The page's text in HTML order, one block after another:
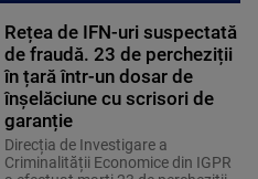
Rețea de IFN-uri suspectată
de fraudă. 23 de percheziții
în țară într-un dosar de
înșelăciune cu scrisori de
garanție
Direcția de Investigare a
Criminalității Economice din IGPR